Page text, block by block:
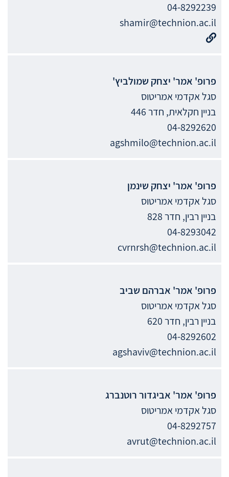
04-8292239
shamir@technion.ac.il
פרופ' אמר' יצחק שמולביץ'
סגל אקדמי אמריטוס
בניין חקלאית, חדר 446
04-8292620
agshmilo@technion.ac.il
פרופ' אמר' יצחק שינמן
סגל אקדמי אמריטוס
בניין רבין, חדר 828
04-8293042
cvrnrsh@technion.ac.il
פרופ' אמר' אברהם שביב
סגל אקדמי אמריטוס
בניין רבין, חדר 620
04-8292602
agshaviv@technion.ac.il
פרופ' אמר' אביגדוררוטנברג
סגל אקדמי אמריטוס
04-8292757
avrut@technion.ac.il